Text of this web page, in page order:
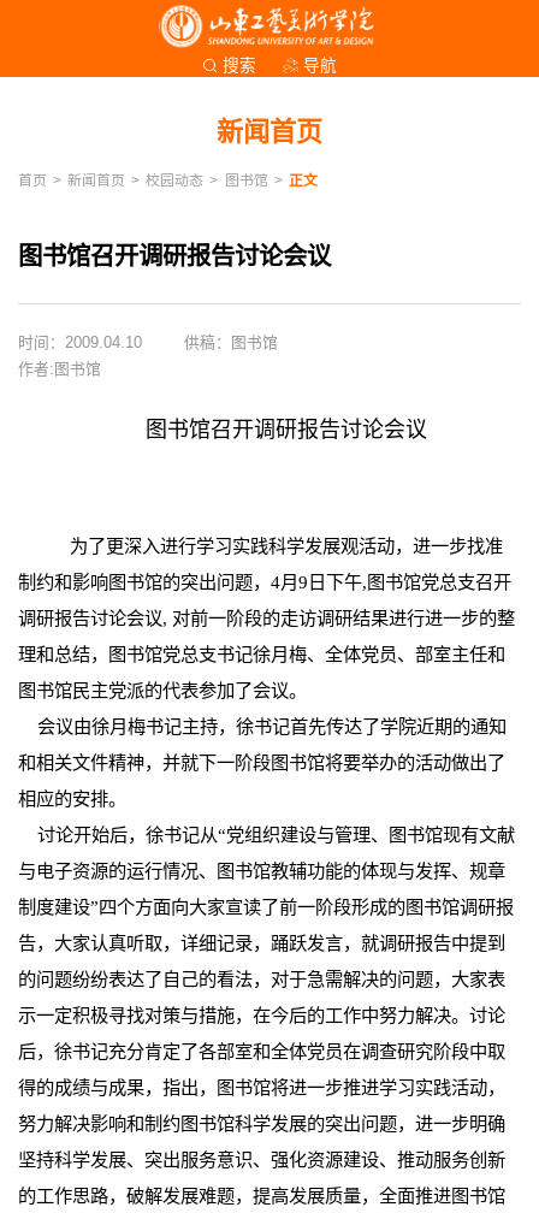
搜索 导航
新闻首页
首页 > 新闻首页 > 校园动态 > 图书馆 > 正文
图书馆召开调研报告讨论会议
时间：2009.04.10
供稿：图书馆
作者:图书馆
图书馆召开调研报告讨论会议
为了更深入进行学习实践科学发展观活动，进一步找准
制约和影响图书馆的突出问题，4月9日下午,图书馆党总支召开
调研报告讨论会议, 对前一阶段的走访调研结果进行进一步的整
理和总结，图书馆党总支书记徐月梅、全体党员、部室主任和
图书馆民主党派的代表参加了会议。
会议由徐月梅书记主持，徐书记首先传达了学院近期的通知
和相关文件精神，并就下一阶段图书馆将要举办的活动做出了
相应的安排。
讨论开始后，徐书记从“党组织建设与管理、图书馆现有文献
与电子资源的运行情况、图书馆教辅功能的体现与发挥、规章
制度建设”四个方面向大家宣读了前一阶段形成的图书馆调研报
告，大家认真听取，详细记录，踊跃发言，就调研报告中提到
的问题纷纷表达了自己的看法，对于急需解决的问题，大家表
示一定积极寻找对策与措施，在今后的工作中努力解决。讨论
后，徐书记充分肯定了各部室和全体党员在调查研究阶段中取
得的成绩与成果，指出，图书馆将进一步推进学习实践活动，
努力解决影响和制约图书馆科学发展的突出问题，进一步明确
坚持科学发展、突出服务意识、强化资源建设、推动服务创新
的工作思路，破解发展难题，提高发展质量，全面推进图书馆